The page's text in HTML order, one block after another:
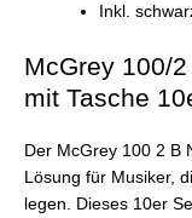
Inkl.
McGrey 100/
mit Tasche
Der McGrey 100 2 B
Lösung für Musiker,
legen. Dieses 10er